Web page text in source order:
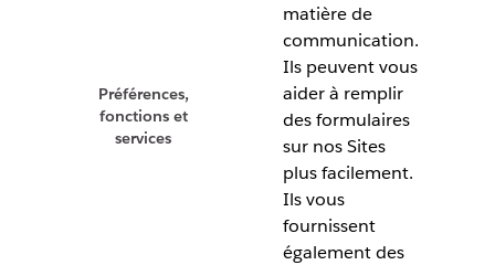
Préférences,
fonctions et
services
matière de
communication.
Ils peuvent vous
aider à remplir
des formulaires
sur nos Sites
plus facilement.
Ils vous
fournissent
également des